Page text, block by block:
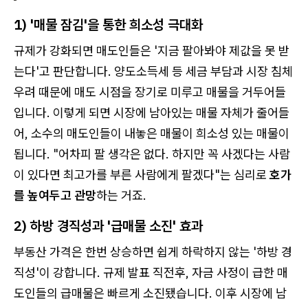
1) '매물 잠김'을 통한 희소성 극대화
규제가 강화되면 매도인들은 '지금 팔아봐야 제값을 못 받
는다'고 판단합니다. 양도소득세 등 세금 부담과 시장 침체
우려 때문에 매도 시점을 장기로 미루고 매물을 거두어들
입니다. 이렇게 되면 시장에 남아있는 매물 자체가 줄어들
어, 소수의 매도인들이 내놓은 매물이 희소성 있는 매물이
됩니다. "어차피 팔 생각은 없다. 하지만 꼭 사겠다는 사람
이 있다면 최고가를 부른 사람에게 팔겠다"는 심리로호가
를 높여두고 관망하는 거죠.
2) 하방 경직성과 '급매물 소진' 효과
부동산 가격은 한번 상승하면 쉽게 하락하지 않는 '하방 경
직성'이 강합니다. 규제 발표 직전후, 자금 사정이 급한 매
도인들의 급매물은 빠르게 소진됐습니다. 이후 시장에 남